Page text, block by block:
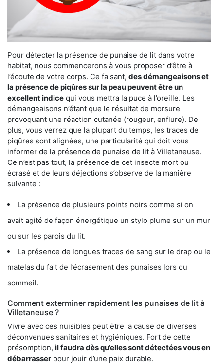
Pour détecter la présence de punaise de lit dans votre
habitat, nous commencerons à vous proposer d’être à
l’écoute de votre corps. Ce faisant, des démangeaisons et
la présence de piqûres sur la peau peuvent être un
excellent indice qui vous mettra la puce à l’oreille. Les
démangeaisons n’étant que le résultat de morsure
provoquant une réaction cutanée (rougeur, enflure). De
plus, vous verrez que la plupart du temps, les traces de
piqûres sont alignées, une particularité qui doit vous
informer de la présence de punaise de lit à Villetaneuse.
Ce n’est pas tout, la présence de cet insecte mort ou
écrasé et de leurs déjections s’observe de la manière
suivante :
La présence de plusieurs points noirs comme si on
avait agité de façon énergétique un stylo plume sur un mur
ou sur les parois du lit.
La présence de longues traces de sang sur le drap ou le
matelas du fait de l’écrasement des punaises lors du
sommeil.
Comment exterminer rapidement les punaises de lit à
Villetaneuse ?
Vivre avec ces nuisibles peut être la cause de diverses
déconvenues sanitaires et hygiéniques. Fort de cette
présomption, il faudra dès qu’elles sont détectées vous en
débarrasser pour jouir d’une paix durable.